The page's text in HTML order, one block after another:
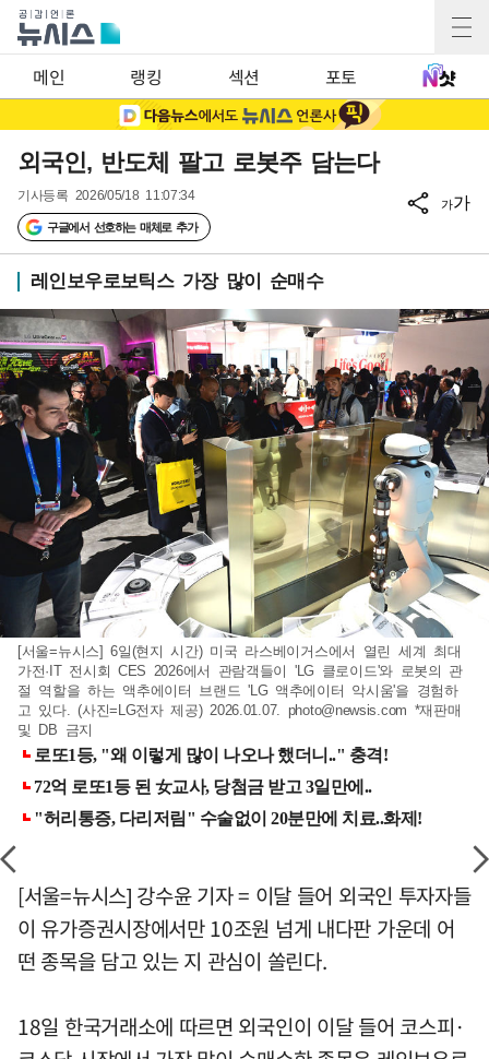
메인 랭킹 섹션 포토
외국인, 반도체 팔고 로봇주 담는다
기사등록 2026/05/18 11:07:34
구글에서 선호하는 매체로 추가
가가
레인보우로보틱스 가장 많이 순매수
[서울=뉴시스] 6일(현지 시간) 미국 라스베이거스에서 열린 세계 최대
가전·IT 전시회 CES 2026에서 관람객들이 'LG 클로이드'와 로봇의 관
절 역할을 하는 액추에이터 브랜드 'LG 액추에이터 악시움'을 경험하
고 있다. (사진=LG전자 제공) 2026.01.07. photo@newsis.com *재판매
및 DB 금지
[서울=뉴시스] 강수윤 기자 = 이달 들어 외국인 투자자들
이 유가증권시장에서만 10조원 넘게 내다판 가운데 어
떤 종목을 담고 있는 지 관심이 쏠린다.
18일 한국거래소에 따르면 외국인이 이달 들어 코스피·